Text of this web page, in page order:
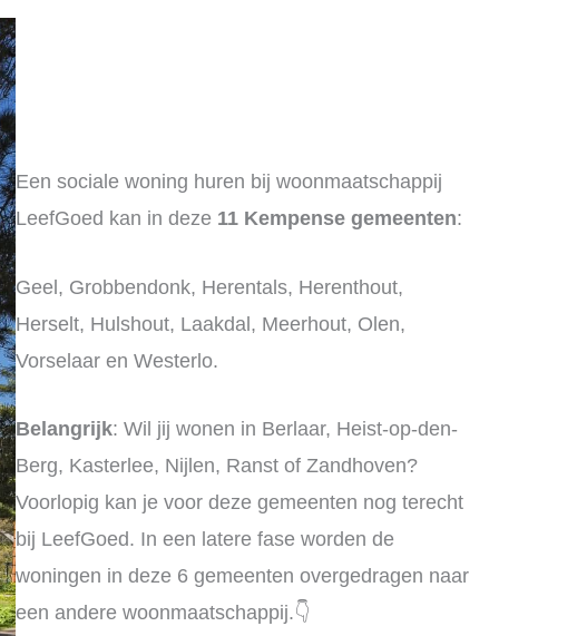
Een sociale woning huren bij woonmaatschappij
LeefGoed kan in deze 11 Kempense gemeenten:
Geel, Grobbendonk, Herentals, Herenthout,
Herselt, Hulshout, Laakdal, Meerhout, Olen,
Vorselaar en Westerlo.
Belangrijk: Wil jij wonen in Berlaar, Heist-op-den-
Berg, Kasterlee, Nijlen, Ranst of Zandhoven?
Voorlopig kan je voor deze gemeenten nog terecht
bij LeefGoed. In een latere fase worden de
woningen in deze 6 gemeenten overgedragen naar
een andere woonmaatschappij.👇